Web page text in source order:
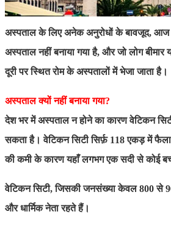
अस्पताल के लिए अनेक अनुरोधों के बावजूद, आज
अस्पताल नहीं बनाया गया है, और जो लोग बीमार
दूरी पर स्थित रोम के अस्पतालों में भेजा जाता है।
अस्पताल क्यों नहीं बनाया गया?
देश भर में अस्पताल न होने का कारण वेटिकन
सकता है। वेटिकन सिटी सिर्फ़ 118 एकड़ में
की कमी के कारण यहाँ लगभग एक सदी से कोई
वेटिकन सिटी, जिसकी जनसंख्या केवल 800 से
और धार्मिक नेता रहते हैं।